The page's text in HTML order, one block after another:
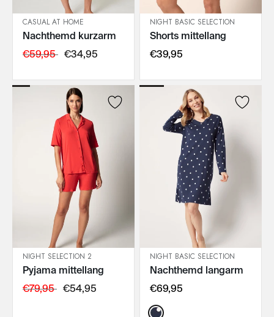
IN DEN WARENKORB
CASUAL AT HOME
Nachthemd kurzarm
€59,95 €34,95
IN DEN WARENKORB
NIGHT BASIC SELECTION
Shorts mittellang
€39,95
IN DEN WARENKORB
NIGHT SELECTION 2
Pyjama mittellang
€79,95 €54,95
IN DEN WARENKORB
NIGHT BASIC SELECTION
Nachthemd langarm
€69,95
Color: